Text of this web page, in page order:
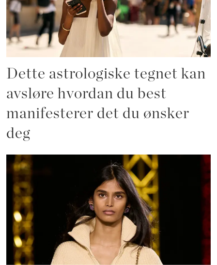
Dette astrologiske tegnet kan
avsløre hvordan du best
manifesterer det du ønsker
deg